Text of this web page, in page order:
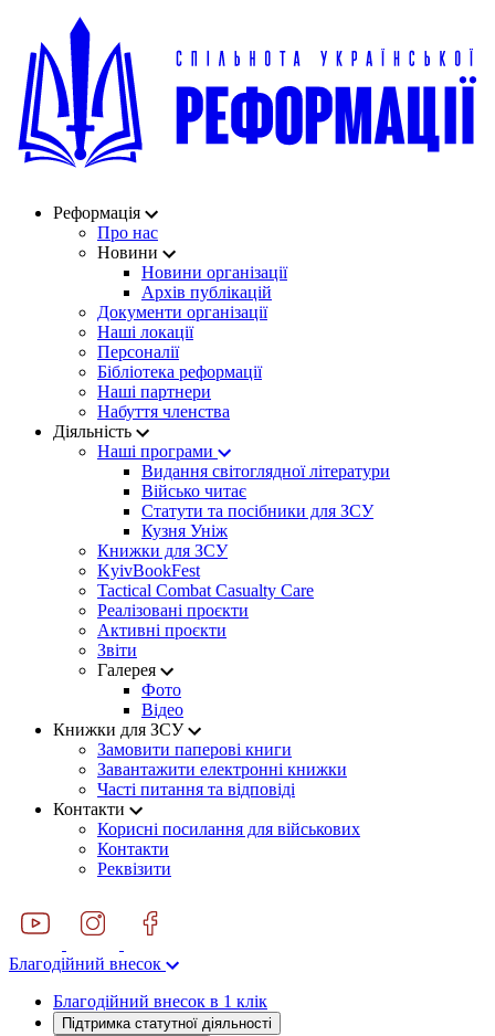
Реформація
Про нас
Новини
Новини організації
Архів публікацій
Документи організації
Наші локації
Персоналії
Бібліотека реформації
Наші партнери
Набуття членства
Діяльність
Наші програми
Видання світоглядної літератури
Військо читає
Статути та посібники для ЗСУ
Кузня Уніж
Книжки для ЗСУ
KyivBookFest
Tactical Combat Casualty Care
Реалізовані проєкти
Активні проєкти
Звіти
Галерея
Фото
Відео
Книжки для ЗСУ
Замовити паперові книги
Завантажити електронні книжки
Часті питання та відповіді
Контакти
Корисні посилання для військових
Контакти
Реквізити
Благодійний внесок
Благодійний внесок в 1 клік
Підтримка статутної діяльності